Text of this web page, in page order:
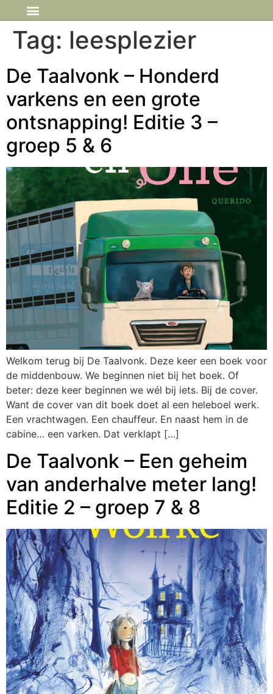
Tag: leesplezier
De Taalvonk – Honderd
varkens en een grote
ontsnapping! Editie 3 –
groep 5 & 6
Welkom terug bij De Taalvonk. Deze keer een boek voor
de middenbouw. We beginnen niet bij het boek. Of
beter: deze keer beginnen we wél bij iets. Bij de cover.
Want de cover van dit boek doet al een heleboel werk.
Een vrachtwagen. Een chauffeur. En naast hem in de
cabine… een varken. Dat verklapt […]
De Taalvonk – Een geheim
van anderhalve meter lang!
Editie 2 – groep 7 & 8